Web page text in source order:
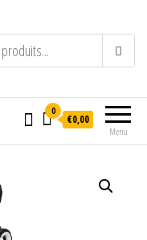
Menu
0
€0,00